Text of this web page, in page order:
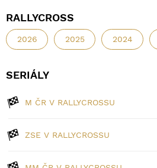
RALLYCROSS
2026 2025 2024
SERIÁLY
M ČR V RALLYCROSSU
ZSE V RALLYCROSSU